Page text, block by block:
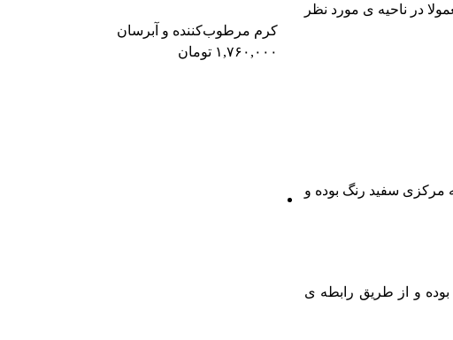
در ناحیه ی مورد نظر
مرکزی سفید رنگ بوده و
و از طریق رابطه ی
کرم مرطوب‌کننده و آبرسان
۱,۷۶۰,۰۰۰ تومان